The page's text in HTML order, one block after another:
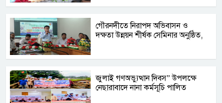
গৌরনদীতে নিরাপদ অভিবাসন ও
দক্ষতা উন্নয়ন শীর্ষক সেমিনার অনুষ্ঠিত,
জুলাই গণঅভ্যুত্থান দিবস” উপলক্ষে
নেছারাবাদে নানা কর্মসূচি পালিত